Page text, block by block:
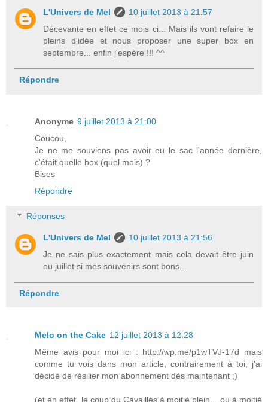
L'Univers de Mel
10 juillet 2013 à 21:57
Décevante en effet ce mois ci... Mais ils vont refaire le
pleins d'idée et nous proposer une super box en
septembre... enfin j'espère !!! ^^
Répondre
Anonyme 9 juillet 2013 à 21:00
Coucou,
Je ne me souviens pas avoir eu le sac l'année dernière,
c'était quelle box (quel mois) ?
Bises
Répondre
Réponses
L'Univers de Mel
10 juillet 2013 à 21:56
Je ne sais plus exactement mais cela devait être juin
ou juillet si mes souvenirs sont bons...
Répondre
Melo on the Cake 12 juillet 2013 à 12:28
Même avis pour moi ici : http://wp.me/p1wTVJ-17d mais
comme tu vois dans mon article, contrairement à toi, j'ai
décidé de résilier mon abonnement dès maintenant ;)
(et en effet, le coup du Cavaillès à moitié plein... ou à moitié